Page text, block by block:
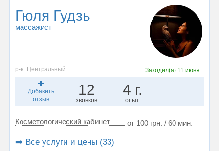
Гюля Гудзь
массажист
р-н. Центральный Заходил(а) 11 июня
Добавить
отзыв
12
звонков
4 г.
опыт
Косметологический кабинет от 100 грн. / 60 мин.
➡️ Все услуги и цены (33)